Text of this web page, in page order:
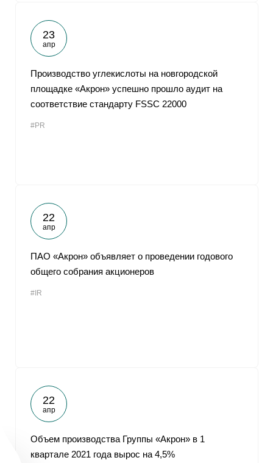
23
апр
Производство углекислоты на новгородской
площадке «Акрон» успешно прошло аудит на
соответствие стандарту FSSC 22000
#PR
22
апр
ПАО «Акрон» объявляет о проведении годового
общего собрания акционеров
#IR
22
апр
Объем производства Группы «Акрон» в 1
квартале 2021 года вырос на 4,5%